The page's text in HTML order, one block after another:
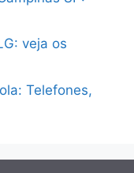
veja os
Telefones,